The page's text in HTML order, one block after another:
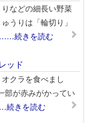
などの細長い野菜
うりは「輪切り」
……続きを読む
ッド
クラを食べまし
部が赤みがかってい
きを読む